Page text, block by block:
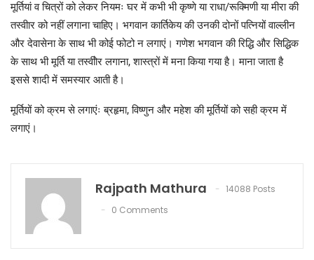
मूर्तियां व चित्रों को लेकर नियमः घर में कभी भी कृष्णे या राधा/रूक्मिणी या मीरा की
तस्वीार को नहीं लगाना चाहिए। भगवान कार्तिकेय की उनकी दोनों पत्नियों वाल्लीन
और देवासेना के साथ भी कोई फोटो न लगाएं। गणेश भगवान की रिद्धि और सिद्धिक
के साथ भी मूर्ति या तस्वीोर लगाना, शास्त्रों में मना किया गया है। माना जाता है
इससे शादी में समस्यार आती है।
मूर्तियों को क्रम से लगाएंः ब्रहृमा, विष्णुन और महेश की मूर्तियों को सही क्रम में
लगाएं।
Rajpath Mathura
14088 Posts
0 Comments